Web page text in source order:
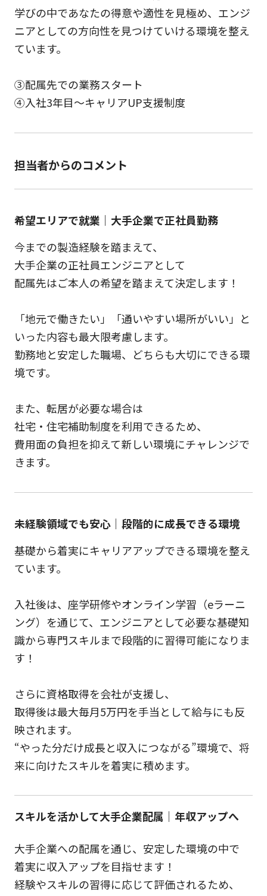
学びの中であなたの得意や適性を見極め、エンジ
ニアとしての方向性を見つけていける環境を整え
ています。
③配属先での業務スタート
④入社3年目～キャリアUP支援制度
担当者からのコメント
希望エリアで就業｜大手企業で正社員勤務
今までの製造経験を踏まえて、
大手企業の正社員エンジニアとして
配属先はご本人の希望を踏まえて決定します！
「地元で働きたい」「通いやすい場所がいい」と
いった内容も最大限考慮します。
勤務地と安定した職場、どちらも大切にできる環
境です。
また、転居が必要な場合は
社宅・住宅補助制度を利用できるため、
費用面の負担を抑えて新しい環境にチャレンジで
きます。
未経験領域でも安心｜段階的に成長できる環境
基礎から着実にキャリアアップできる環境を整え
ています。
入社後は、座学研修やオンライン学習（eラーニ
ング）を通じて、エンジニアとして必要な基礎知
識から専門スキルまで段階的に習得可能になりま
す！
さらに資格取得を会社が支援し、
取得後は最大毎月5万円を手当として給与にも反
映されます。
“やった分だけ成長と収入につながる”環境で、将
来に向けたスキルを着実に積めます。
スキルを活かして大手企業配属｜年収アップへ
大手企業への配属を通じ、安定した環境の中で
着実に収入アップを目指せます！
経験やスキルの習得に応じて評価されるため、